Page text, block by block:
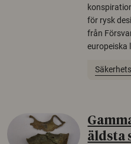
för rysk
från
europeiska
äldsta